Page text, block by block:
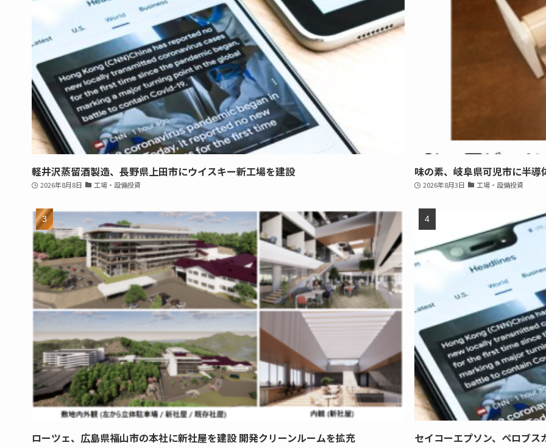
軽井沢蒸留酒製造、長野県上田市にウイスキー新工場を建設
2026年8月8日 工場・設備投資
味の素、岐阜県可児市に半
2026年8月3日 工場・設備投資
ローツェ、広島県福山市の本社に新社屋を建設 開発クリーンルームを拡充
セイコーエプソン、ペロブ